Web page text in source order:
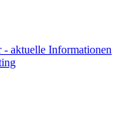
- aktuelle Informationen